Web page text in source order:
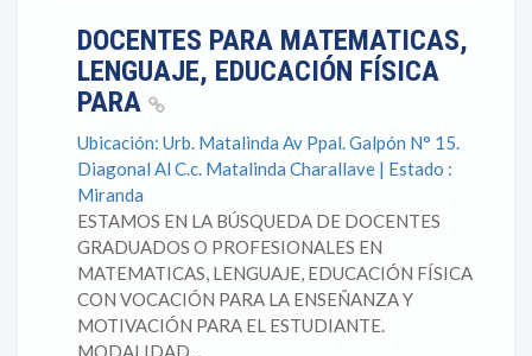
DOCENTES PARA MATEMATICAS,
LENGUAJE, EDUCACIÓN FÍSICA
PARA
Ubicación: Urb. Matalinda Av Ppal. Galpón N° 15.
Diagonal Al C.c. Matalinda Charallave | Estado :
Miranda
ESTAMOS EN LA BÚSQUEDA DE DOCENTES
GRADUADOS O PROFESIONALES EN
MATEMATICAS, LENGUAJE, EDUCACIÓN FÍSICA
CON VOCACIÓN PARA LA ENSEÑANZA Y
MOTIVACIÓN PARA EL ESTUDIANTE.
MODALIDAD...